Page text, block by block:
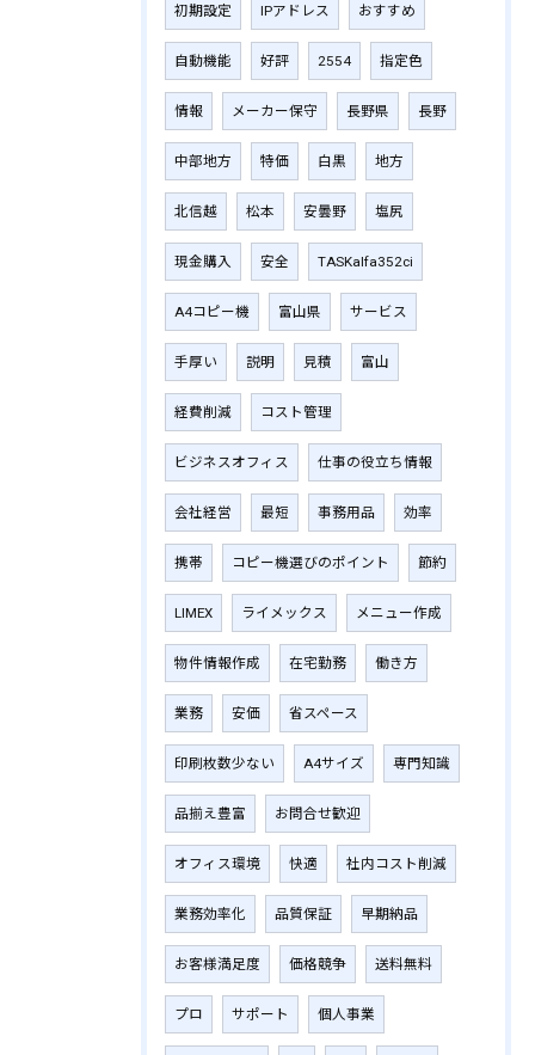
初期設定 IPアドレス おすすめ
自動機能 好評 2554 指定色
情報 メーカー保守 長野県 長野
中部地方 特価 白黒 地方
北信越 松本 安曇野 塩尻
現金購入 安全 TASKalfa352ci
A4コピー機 富山県 サービス
手厚い 説明 見積 富山
経費削減 コスト管理
ビジネスオフィス 仕事の役立ち情報
会社経営 最短 事務用品 効率
携帯 コピー機選びのポイント 節約
LIMEX ライメックス メニュー作成
物件情報作成 在宅勤務 働き方
業務 安価 省スペース
印刷枚数少ない A4サイズ 専門知識
品揃え豊富 お問合せ歓迎
オフィス環境 快適 社内コスト削減
業務効率化 品質保証 早期納品
お客様満足度 価格競争 送料無料
プロ サポート 個人事業